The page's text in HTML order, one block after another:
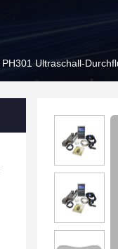
PH301 Ultraschall-